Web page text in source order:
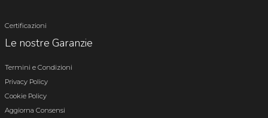
Certificazioni
Le nostre Garanzie
Termini e Condizioni
Privacy Policy
Cookie Policy
Aggiorna Consensi